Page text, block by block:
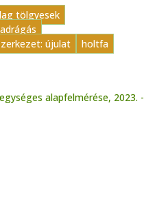
tölgyesek
újulat
holtfa
alapfelmérése, 2023. -